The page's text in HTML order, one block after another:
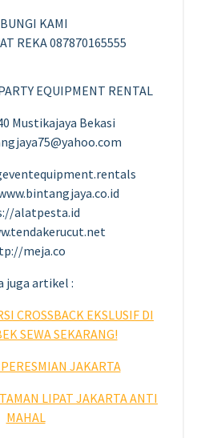
KAMI
REKA 087870165555
EQUIPMENT RENTAL
Mustikajaya Bekasi
alatpesta.id
meja.co
juga artikel :
CROSSBACK EKSLUSIF DI
SEWA SEKARANG!
JAKARTA
LIPAT JAKARTA ANTI
MAHAL